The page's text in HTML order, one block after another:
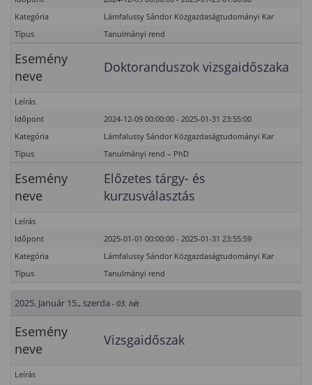
Kategória
Lámfalussy Sándor Közgazdaságtudományi Kar
Típus
Tanulmányi rend
Esemény
neve
Doktoranduszok vizsgaidőszaka
Leírás
Időpont
2024-12-09 00:00:00 - 2025-01-31 23:55:00
Kategória
Lámfalussy Sándor Közgazdaságtudományi Kar
Típus
Tanulmányi rend – PhD
Esemény
neve
Előzetes tárgy- és
kurzusválasztás
Leírás
Időpont
2025-01-01 00:00:00 - 2025-01-31 23:55:59
Kategória
Lámfalussy Sándor Közgazdaságtudományi Kar
Típus
Tanulmányi rend
2025. Január 15., szerda - 03. hét
Esemény
neve
Vizsgaidőszak
Leírás